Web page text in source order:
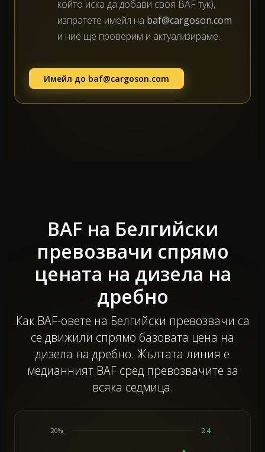
който иска да добави своя BAF тук),
изпратете имейл на baf@cargoson.com
и ние ще проверим и актуализираме.
Имейл до baf@cargoson.com
BAF на Белгийски
превозвачи спрямо
цената на дизела на
дребно
Как BAF-овете на Белгийски превозвачи са
се движили спрямо базовата цена на
дизела на дребно. Жълтата линия е
медианният BAF сред превозвачите за
всяка седмица.
20% 2.4